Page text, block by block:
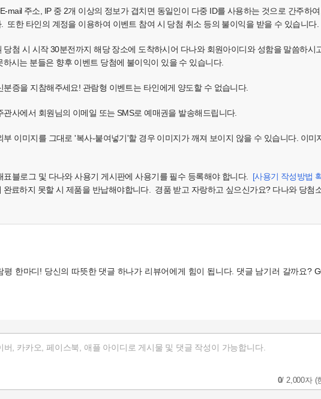
mail 주소, IP 중 2개 이상의 정보가 겹치면 동일인이 다중 ID를 사용하는 것으로 간주하
또한 타인의 계정을 이용하여 이벤트 참여 시 당첨 취소 등의 불이익을 받을 수 있습니다.
당첨 시 시작 30분전까지 해당 장소에 도착하시어 다나와 회원아이디와 성함을 말씀하시
시는 분들은 향후 이벤트 당첨에 불이익이 있을 수 있습니다.
증을 지참해주세요! 관람형 이벤트는 타인에게 양도할 수 없습니다.
사에서 회원님의 이메일 또는 SMS로 예매권을 발송해드립니다.
부 이미지를 그대로 '복사-붙여넣기'할 경우 이미지가 깨져 보이지 않을 수 있습니다. 이미
표블로그 및 다나와 사용기 게시판에 사용기를 필수 등록해야 합니다. [사용기 작성방법
완료하지 못할 시 제품을 반납해야합니다. 경품 받고 자랑하고 싶으신가요? 다나와 당첨
0/ 2,000자 (